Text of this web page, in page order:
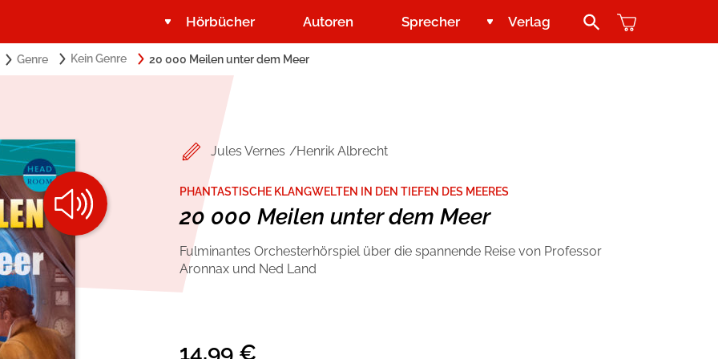
Hörbücher
Belletristik
Romance by heartroom
Krimi und Thriller
Ratgeber und Sachbuch Reihen
Autoren Sprecher Verlag
Über USM Audio
Presse
Autorinnen und Autoren
Suchbegriff eingeben:
Search
Search Button
Genre
Kein Genre 20 000 Meilen unter dem Meer
Jules Vernes Henrik Albrecht
PHANTASTISCHE KLANGWELTEN IN DEN TIEFEN DES MEERES
20 000 Meilen unter dem Meer
Fulminantes Orchesterhörspiel über die spannende Reise von Professor
Aronnax und Ned Land
14,99 €